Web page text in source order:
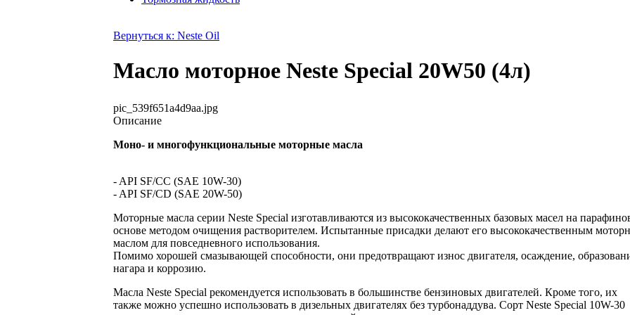
Вернуться к: Neste Oil
Масло моторное Neste Special 20W50 (4л)
pic_539f651a4d9aa.jpg
Описание
Моно- и многофункциональные моторные масла
- API SF/CC (SAE 10W-30)
- API SF/CD (SAE 20W-50)
Моторные масла серии Neste Special изготавливаются из высококачественных базовых масел на
основе методом очищения растворителем. Испытанные присадки делают его высококачественным
маслом для повседневного использования.
Помимо хорошей смазывающей способности, они предотвращают износ двигателя, осаждение,
нагара и коррозию.
Масла Neste Special рекомендуется использовать в большинстве бензиновых двигателей. Кроме того, их
также можно успешно использовать в дизельных двигателях без турбонаддува. Сорт Neste Special 10W-30